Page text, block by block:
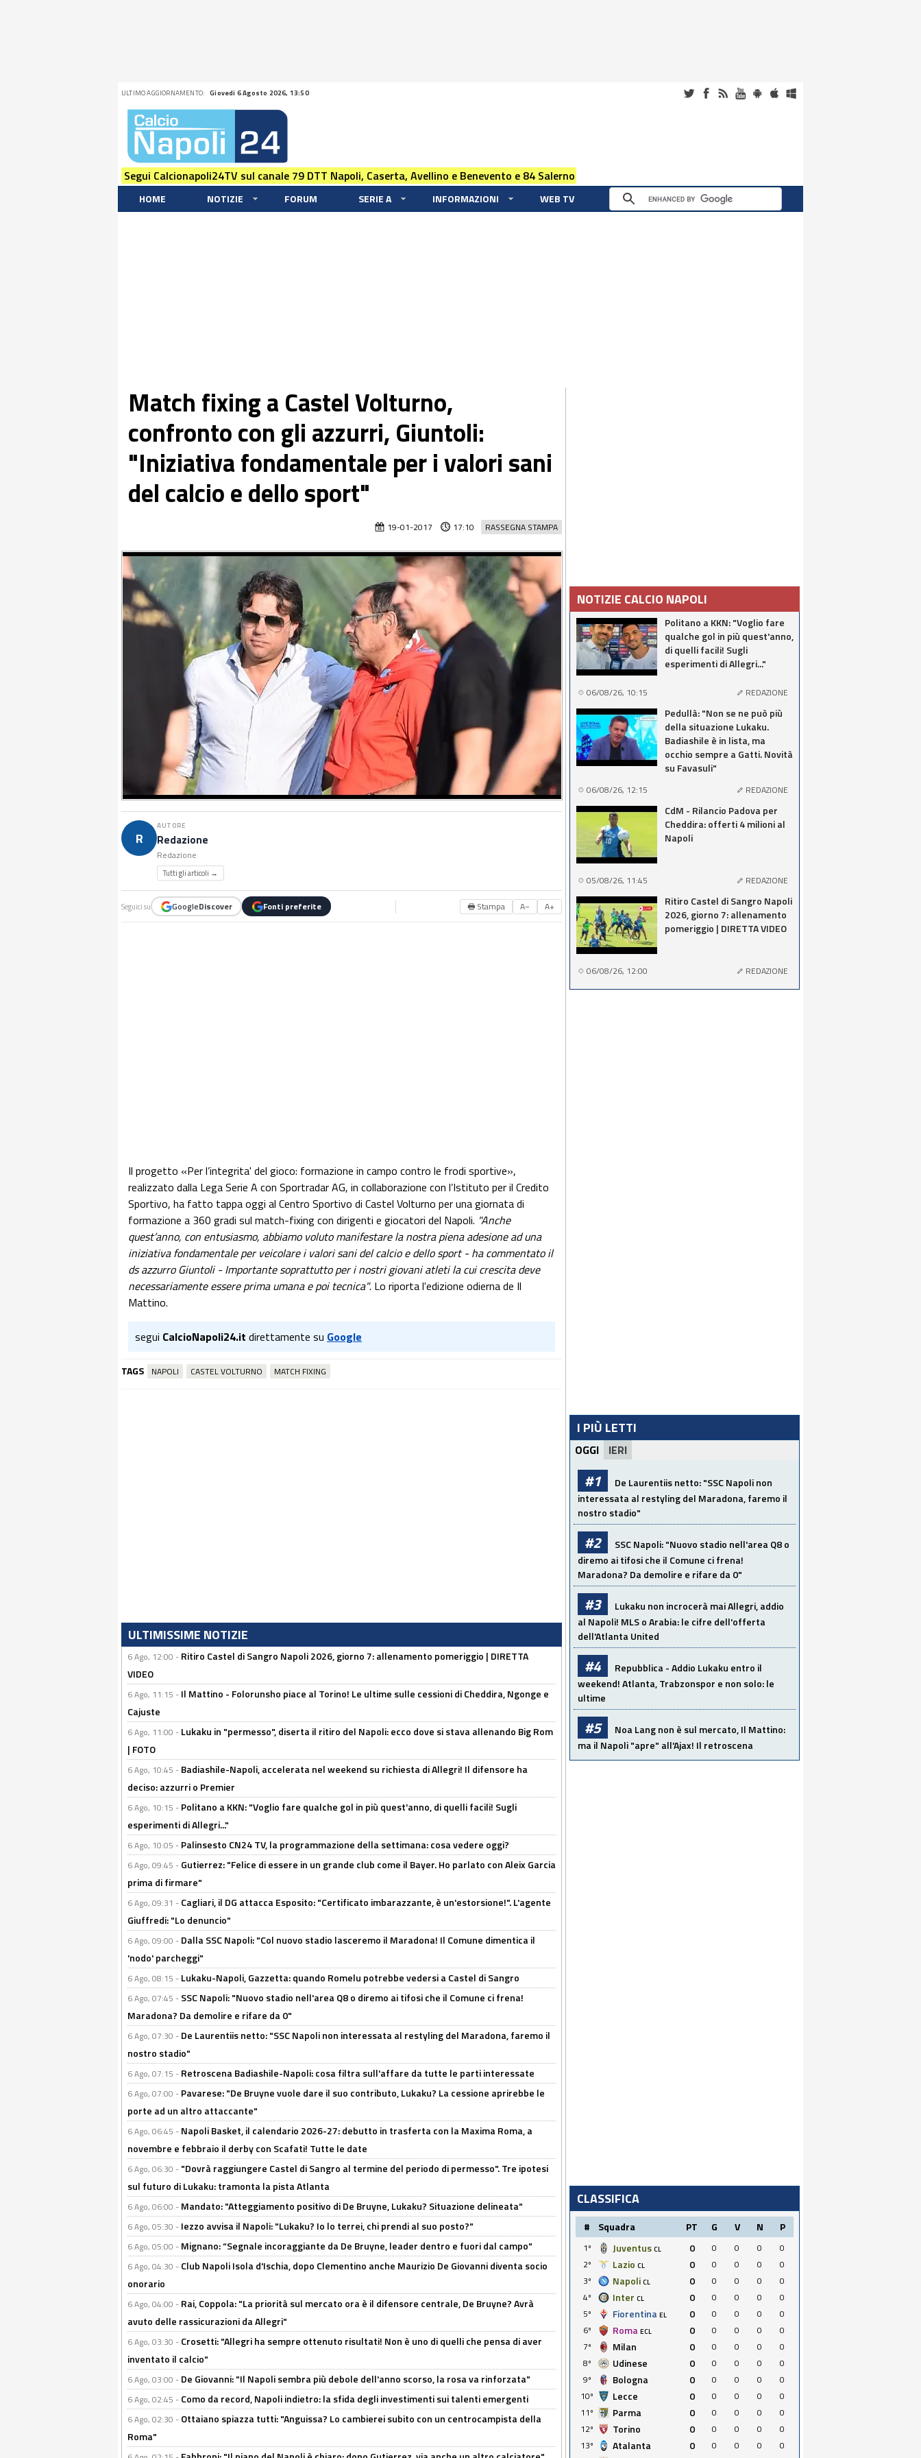
ULTIMO AGGIORNAMENTO: Giovedi 6 Agosto 2026, 13:50
Segui Calcionapoli24TV sul canale 79 DTT Napoli, Caserta, Avellino e Benevento e 84 Salerno
HOME NOTIZIE FORUM SERIE A INFORMAZIONI WEB TV
Match fixing a Castel Volturno,
confronto con gli azzurri, Giuntoli:
"Iniziativa fondamentale per i valori sani
del calcio e dello sport"
RASSEGNA STAMPA
19-01-2017 17:10
R
AUTORE
Redazione
Redazione
Tutti gli articoli →
Seguici su GoogleDiscover Fonti preferite 🖶 Stampa A− A+
Il progetto «Per l’integrita' del gioco: formazione in campo contro le frodi sportive»,
realizzato dalla Lega Serie A con Sportradar AG, in collaborazione con l’Istituto per il Credito
Sportivo, ha fatto tappa oggi al Centro Sportivo di Castel Volturno per una giornata di
formazione a 360 gradi sul match-fixing con dirigenti e giocatori del Napoli. "Anche
quest’anno, con entusiasmo, abbiamo voluto manifestare la nostra piena adesione ad una
iniziativa fondamentale per veicolare i valori sani del calcio e dello sport - ha commentato il
ds azzurro Giuntoli - Importante soprattutto per i nostri giovani atleti la cui crescita deve
necessariamente essere prima umana e poi tecnica". Lo riporta l'edizione odierna de Il
Mattino.
segui CalcioNapoli24.it direttamente su Google
TAGS NAPOLI CASTEL VOLTURNO MATCH FIXING
ULTIMISSIME NOTIZIE
6 Ago, 12:00 - Ritiro Castel di Sangro Napoli 2026, giorno 7: allenamento pomeriggio | DIRETTA
VIDEO
6 Ago, 11:15 - Il Mattino - Folorunsho piace al Torino! Le ultime sulle cessioni di Cheddira, Ngonge e
Cajuste
6 Ago, 11:00 - Lukaku in "permesso", diserta il ritiro del Napoli: ecco dove si stava allenando Big Rom
| FOTO
6 Ago, 10:45 - Badiashile-Napoli, accelerata nel weekend su richiesta di Allegri! Il difensore ha
deciso: azzurri o Premier
6 Ago, 10:15 - Politano a KKN: "Voglio fare qualche gol in più quest'anno, di quelli facili! Sugli
esperimenti di Allegri..."
6 Ago, 10:05 - Palinsesto CN24 TV, la programmazione della settimana: cosa vedere oggi?
6 Ago, 09:45 - Gutierrez: "Felice di essere in un grande club come il Bayer. Ho parlato con Aleix Garcia
prima di firmare"
6 Ago, 09:31 - Cagliari, il DG attacca Esposito: "Certificato imbarazzante, è un'estorsione!". L'agente
Giuffredi: "Lo denuncio"
6 Ago, 09:00 - Dalla SSC Napoli: "Col nuovo stadio lasceremo il Maradona! Il Comune dimentica il
'nodo' parcheggi"
6 Ago, 08:15 - Lukaku-Napoli, Gazzetta: quando Romelu potrebbe vedersi a Castel di Sangro
6 Ago, 07:45 - SSC Napoli: "Nuovo stadio nell'area Q8 o diremo ai tifosi che il Comune ci frena!
Maradona? Da demolire e rifare da 0"
6 Ago, 07:30 - De Laurentiis netto: "SSC Napoli non interessata al restyling del Maradona, faremo il
nostro stadio"
6 Ago, 07:15 - Retroscena Badiashile-Napoli: cosa filtra sull'affare da tutte le parti interessate
6 Ago, 07:00 - Pavarese: "De Bruyne vuole dare il suo contributo, Lukaku? La cessione aprirebbe le
porte ad un altro attaccante"
6 Ago, 06:45 - Napoli Basket, il calendario 2026-27: debutto in trasferta con la Maxima Roma, a
novembre e febbraio il derby con Scafati! Tutte le date
6 Ago, 06:30 - "Dovrà raggiungere Castel di Sangro al termine del periodo di permesso". Tre ipotesi
sul futuro di Lukaku: tramonta la pista Atlanta
6 Ago, 06:00 - Mandato: "Atteggiamento positivo di De Bruyne, Lukaku? Situazione delineata"
6 Ago, 05:30 - Iezzo avvisa il Napoli: "Lukaku? Io lo terrei, chi prendi al suo posto?"
6 Ago, 05:00 - Mignano: “Segnale incoraggiante da De Bruyne, leader dentro e fuori dal campo"
6 Ago, 04:30 - Club Napoli Isola d'Ischia, dopo Clementino anche Maurizio De Giovanni diventa socio
onorario
6 Ago, 04:00 - Rai, Coppola: "La priorità sul mercato ora è il difensore centrale, De Bruyne? Avrà
avuto delle rassicurazioni da Allegri"
6 Ago, 03:30 - Crosetti: "Allegri ha sempre ottenuto risultati! Non è uno di quelli che pensa di aver
inventato il calcio"
6 Ago, 03:00 - De Giovanni: "Il Napoli sembra più debole dell'anno scorso, la rosa va rinforzata"
6 Ago, 02:45 - Como da record, Napoli indietro: la sfida degli investimenti sui talenti emergenti
6 Ago, 02:30 - Ottaiano spiazza tutti: "Anguissa? Lo cambierei subito con un centrocampista della
Roma"
NOTIZIE CALCIO NAPOLI
Politano a KKN: "Voglio fare
qualche gol in più quest'anno,
di quelli facili! Sugli
esperimenti di Allegri..."
06/08/26, 10:15 REDAZIONE
Pedullà: "Non se ne può più
della situazione Lukaku.
Badiashile è in lista, ma
occhio sempre a Gatti. Novità
su Favasuli"
06/08/26, 12:15 REDAZIONE
CdM - Rilancio Padova per
Cheddira: offerti 4 milioni al
Napoli
05/08/26, 11:45 REDAZIONE
Ritiro Castel di Sangro Napoli
2026, giorno 7: allenamento
pomeriggio | DIRETTA VIDEO
06/08/26, 12:00 REDAZIONE
I PIÙ LETTI
OGGI IERI
#1
De Laurentiis netto: "SSC Napoli non
interessata al restyling del Maradona, faremo il
nostro stadio"
#2
SSC Napoli: "Nuovo stadio nell'area Q8 o
diremo ai tifosi che il Comune ci frena!
Maradona? Da demolire e rifare da 0"
#3
Lukaku non incrocerà mai Allegri, addio
al Napoli! MLS o Arabia: le cifre dell'offerta
dell'Atlanta United
#4
Repubblica - Addio Lukaku entro il
weekend! Atlanta, Trabzonspor e non solo: le
ultime
#5
Noa Lang non è sul mercato, Il Mattino:
ma il Napoli "apre" all'Ajax! Il retroscena
CLASSIFICA
# Squadra PT G V N P
1º Juventus CL 0 0 0 0
0
2º
Lazio CL 0 0 0 0
0
3º
Napoli CL 0 0 0 0
0
4º
Inter CL 0 0 0 0
0
5º
Fiorentina EL 0 0 0 0
0
6º
Roma ECL 0 0 0 0
0
7º
Milan 0 0 0 0
0
8º
Udinese 0 0 0 0
0
9º
Bologna 0 0 0 0
0
10º
Lecce 0 0 0 0
0
11º
Parma 0 0 0 0
0
12º
Torino 0 0 0 0
0
13º
Atalanta 0 0 0 0
0